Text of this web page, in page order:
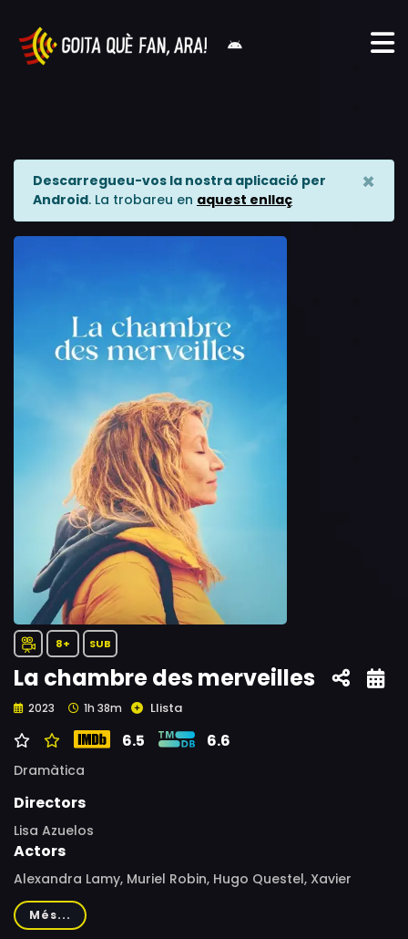
Descarregueu-vos la nostra aplicació per
Android. La trobareu en aquest enllaç
×
8+ SUB
La chambre des merveilles
2023 1h 38m Llista
6.5 6.6
Dramàtica
Directors
Lisa Azuelos
Actors
Alexandra Lamy, Muriel Robin, Hugo Questel, Xavier
Lacaille, Martine Schambacher, Hiroki Hasegawa, Carima
Amarouche, Eye Haïdara, Maria Fernanda Cândido, Rafi
Més...